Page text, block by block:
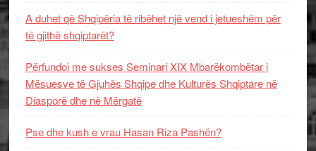
A duhet që Shqipëria të ribëhet një vend i jetueshëm për
të gjithë shqiptarët?
Përfundoi me sukses Seminari XIX Mbarëkombëtar i
Mësuesve të Gjuhës Shqipe dhe Kulturës Shqiptare në
Diasporë dhe në Mërgatë
Pse dhe kush e vrau Hasan Riza Pashën?